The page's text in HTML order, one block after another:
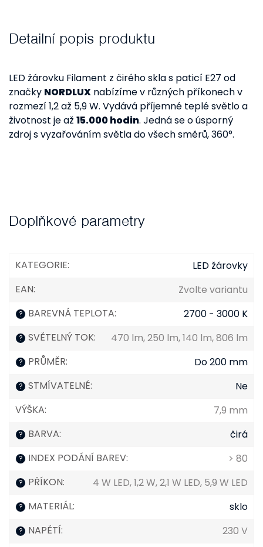
Detailní popis produktu
LED žárovku Filament z čirého skla s paticí E27 od
značky NORDLUX nabízíme v různých příkonech v
rozmezí 1,2 až 5,9 W. Vydává příjemné teplé světlo a
životnost je až 15.000 hodin. Jedná se o úsporný
zdroj s vyzařováním světla do všech směrů, 360°.
Doplňkové parametry
KATEGORIE:
LED žárovky
EAN: Zvolte variantu
? BAREVNÁ TEPLOTA: 2700 - 3000 K
? SVĚTELNÝ TOK: 470 lm, 250 lm, 140 lm, 806 lm
? PRŮMĚR: Do 200 mm
? STMÍVATELNÉ:
Ne
VÝŠKA: 7,9 mm
? BARVA: čirá
? INDEX PODÁNÍ BAREV: > 80
? PŘÍKON: 4 W LED, 1,2 W, 2,1 W LED, 5,9 W LED
? MATERIÁL: sklo
? NAPĚTÍ: 230 V